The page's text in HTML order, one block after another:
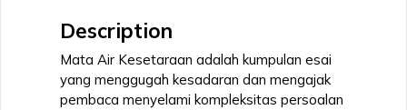
Keadilan
Panggung
Description
Mata Air Kesetaraan adalah kumpulan esai
yang menggugah kesadaran dan mengajak
pembaca menyelami kompleksitas persoalan